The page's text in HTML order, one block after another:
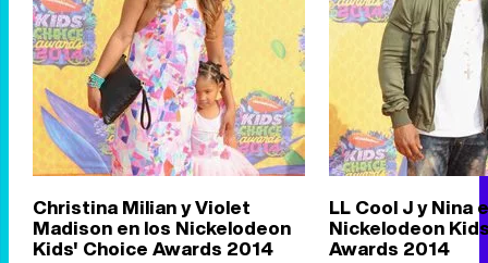
Christina Milian y Violet
Madison en los Nickelodeon
Kids' Choice Awards 2014
LL Cool J y Nina
Nickelodeon
Awards 2014